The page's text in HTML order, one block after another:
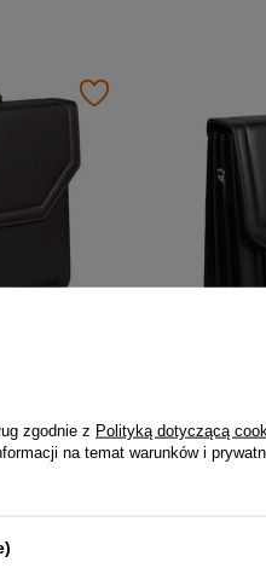
249,00
zgodnie z Polityką dotyczącą
na temat warunków i